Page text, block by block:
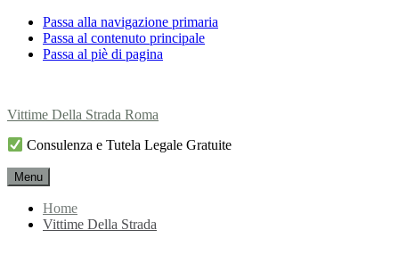
Passa alla navigazione primaria
Passa al contenuto principale
Passa al piè di pagina
Vittime Della Strada Roma
Consulenza e Tutela Legale Gratuite
Menu
Home
Vittime Della Strada